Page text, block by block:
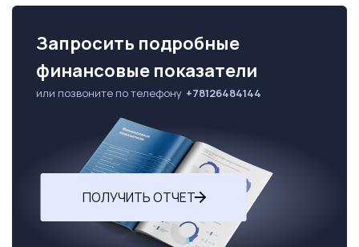
Запросить подробные
финансовые показатели
или позвоните по телефону +78126484144
ПОЛУЧИТЬ ОТЧЕТ